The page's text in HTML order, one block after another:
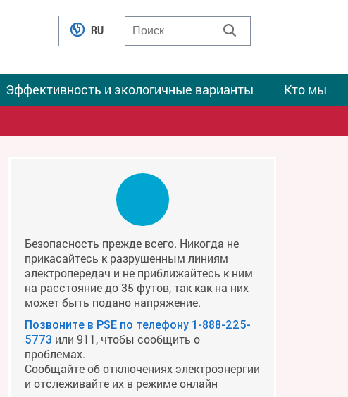
Эффективность и экологичные варианты Кто мы
RU
Безопасность прежде всего. Никогда не
прикасайтесь к разрушенным линиям
электропередач и не приближайтесь к ним
на расстояние до 35 футов, так как на них
может быть подано напряжение.
Позвоните в PSE по телефону 1-888-225-
5773 или 911, чтобы сообщить о
проблемах.
Сообщайте об отключениях электроэнергии
и отслеживайте их в режиме онлайн